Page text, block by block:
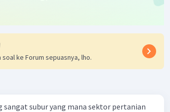
ke Forum sepuasnya, lho.
sangat subur yang mana sektor pertanian